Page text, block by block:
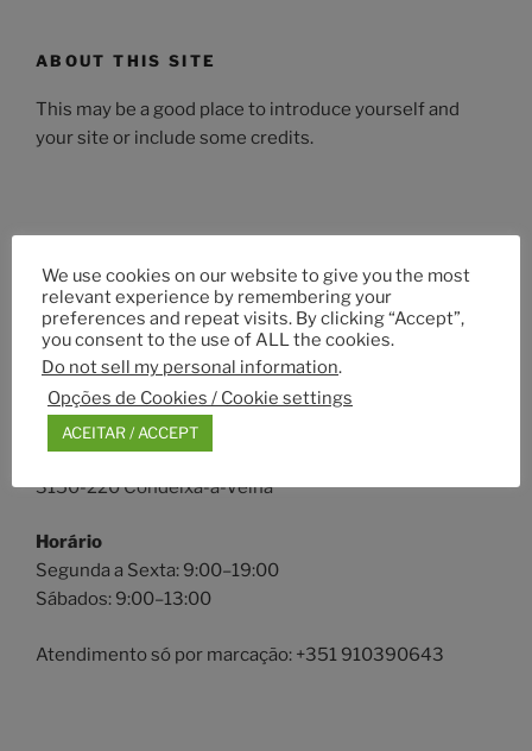
ABOUT THIS SITE
This may be a good place to introduce yourself and
your site or include some credits.
Mapa
Positive Way Animals – Educação, Treino, Hotel, Spa e
Daycare
Morada
Rua da Escola 50
3150-220 Condeixa-a-Velha
Horário
Segunda a Sexta: 9:00–19:00
Sábados: 9:00–13:00
Atendimento só por marcação: +351 910390643
We use cookies on our website to give you the most
relevant experience by remembering your
preferences and repeat visits. By clicking “Accept”,
you consent to the use of ALL the cookies.
Do not sell my personal information.
Opções de Cookies / Cookie settings
ACEITAR / ACCEPT